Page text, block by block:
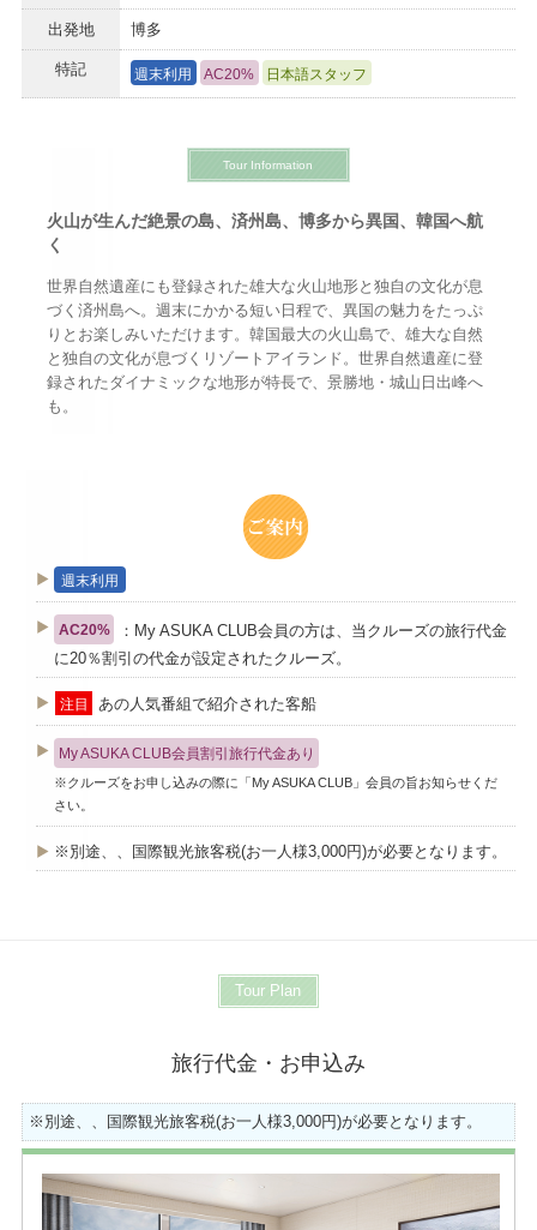
出発地 博多
特記 週末利用 AC20% 日本語スタッフ
Tour Information
火山が生んだ絶景の島、済州島、博多から異国、韓国へ航
く
世界自然遺産にも登録された雄大な火山地形と独自の文化が息
づく済州島へ。週末にかかる短い日程で、異国の魅力をたっぷ
りとお楽しみいただけます。韓国最大の火山島で、雄大な自然
と独自の文化が息づくリゾートアイランド。世界自然遺産に登
録されたダイナミックな地形が特長で、景勝地・城山日出峰へ
も。
週末利用
AC20%
：My ASUKA CLUB会員の方は、当クルーズの旅行代金
に20％割引の代金が設定されたクルーズ。
注目 あの人気番組で紹介された客船
My ASUKA CLUB会員割引旅行代金あり
※クルーズをお申し込みの際に「My ASUKA CLUB」会員の旨お知らせくだ
さい。
※別途、、国際観光旅客税(お一人様3,000円)が必要となります。
Tour Plan
旅行代金・お申込み
※別途、、国際観光旅客税(お一人様3,000円)が必要となります。